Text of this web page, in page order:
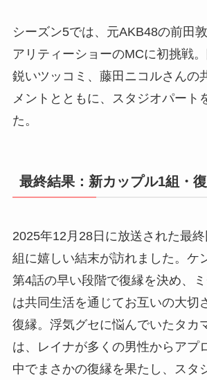
シーズン5では、元AKB48の前田
アリティーショーのMCに初挑戦
鋭いツッコミ、藤田ニコルさんの
メントとともに、スタジオパート
た。
最終結果：新カップル1組・
2025年12月28日に放送された最
組に嬉しい結末が訪れました。ケ
第4話の早い段階で復縁を決め、
は共同生活を通じてお互いの大切
復縁。浮気グセに悩んでいたタカ
は、レイナが多くの男性からアプ
中でまさかの復縁を果たし、スタ